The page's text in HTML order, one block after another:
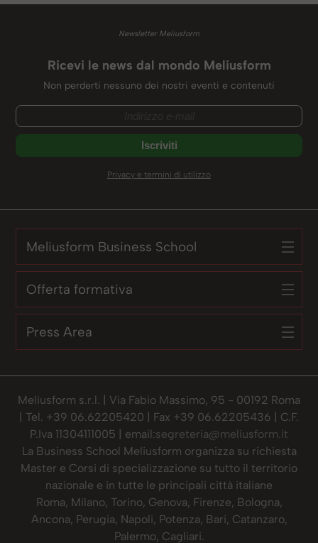
Newsletter Meliusform
Ricevi le news dal mondo Meliusform
Non perderti nessuno dei nostri eventi e contenuti
Privacy e termini di utilizzo
Meliusform Business School
Offerta formativa
Press Area
Meliusform s.r.l. | Via Fabio Massimo, 95 - 00192 Roma
| Tel. +39 06.62205420 | Fax +39 06.62205436 | C.F.
P.Iva 11304111005 | email:segreteria@meliusform.it
La Business School Meliusform organizza su richiesta
Master e Corsi di specializzazione su tutto il territorio
nazionale e in tutte le principali città italiane
Roma, Milano, Torino, Genova, Firenze, Bologna,
Ancona, Perugia, Napoli, Potenza, Bari, Catanzaro,
Palermo, Cagliari.